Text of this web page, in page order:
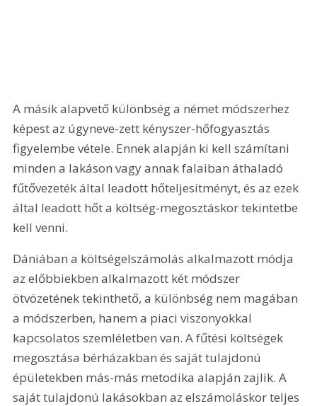
A másik alapvető különbség a német módszerhez
képest az úgyneve-zett kényszer-hőfogyasztás
figyelembe vétele. Ennek alapján ki kell számítani
minden a lakáson vagy annak falaiban áthaladó
fűtővezeték által leadott hőteljesítményt, és az ezek
által leadott hőt a költség-megosztáskor tekintetbe
kell venni.
Dániában a költségelszámolás alkalmazott módja
az előbbiekben alkalmazott két módszer
ötvözetének tekinthető, a különbség nem magában
a módszerben, hanem a piaci viszonyokkal
kapcsolatos szemléletben van. A fűtési költségek
megosztása bérházakban és saját tulajdonú
épületekben más-más metodika alapján zajlik. A
saját tulajdonú lakásokban az elszámoláskor teljes